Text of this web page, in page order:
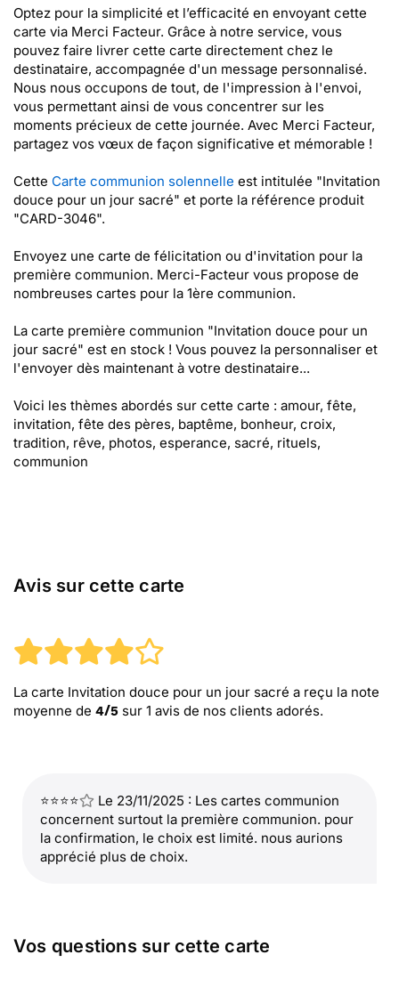
Optez pour la simplicité et l’efficacité en envoyant cette
carte via Merci Facteur. Grâce à notre service, vous
pouvez faire livrer cette carte directement chez le
destinataire, accompagnée d'un message personnalisé.
Nous nous occupons de tout, de l'impression à l'envoi,
vous permettant ainsi de vous concentrer sur les
moments précieux de cette journée. Avec Merci Facteur,
partagez vos vœux de façon significative et mémorable !
Cette Carte communion solennelle est intitulée "Invitation
douce pour un jour sacré" et porte la référence produit
"CARD-3046".
Envoyez une carte de félicitation ou d'invitation pour la
première communion. Merci-Facteur vous propose de
nombreuses cartes pour la 1ère communion.
La carte première communion "Invitation douce pour un
jour sacré" est en stock ! Vous pouvez la personnaliser et
l'envoyer dès maintenant à votre destinataire...
Voici les thèmes abordés sur cette carte : amour, fête,
invitation, fête des pères, baptême, bonheur, croix,
tradition, rêve, photos, esperance, sacré, rituels,
communion
Avis sur cette carte
La carte Invitation douce pour un jour sacré a reçu la note
moyenne de 4/5 sur 1 avis de nos clients adorés.
⭐⭐⭐⭐
Le 23/11/2025 : Les cartes communion
concernent surtout la première communion. pour
la confirmation, le choix est limité. nous aurions
apprécié plus de choix.
Vos questions sur cette carte